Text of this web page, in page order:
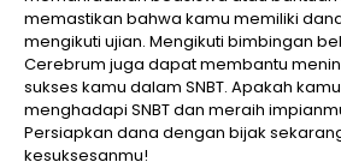
memastikan bahwa kamu memiliki
mengikuti ujian. Mengikuti bimbingan
Cerebrum juga dapat membantu
sukses kamu dalam SNBT. Apakah
menghadapi SNBT dan meraih
Persiapkan dana dengan bijak
kesuksesanmu!